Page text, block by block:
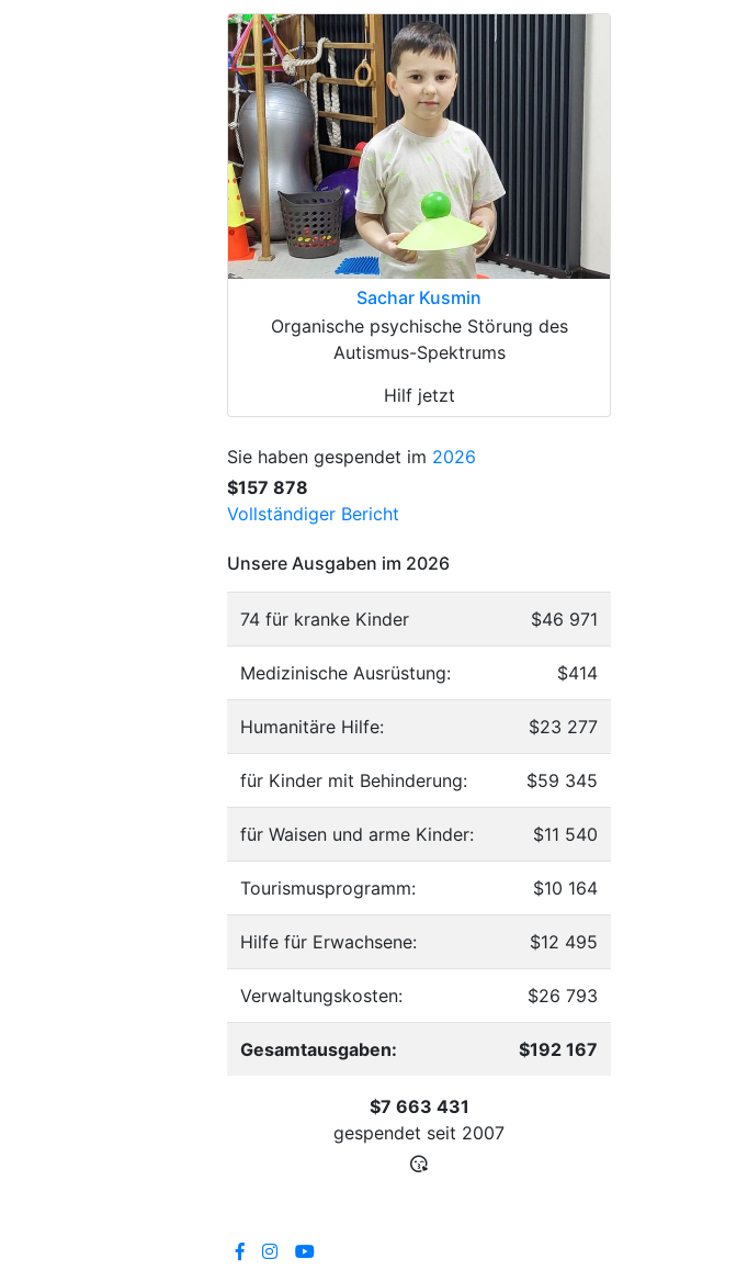
Sachar Kusmin
Organische psychische Störung des
Autismus-Spektrums
Hilf jetzt
Sie haben gespendet im 2026
$157 878
Vollständiger Bericht
Unsere Ausgaben im 2026
74 für kranke Kinder $46 971
Medizinische Ausrüstung: $414
Humanitäre Hilfe: $23 277
für Kinder mit Behinderung: $59 345
für Waisen und arme Kinder: $11 540
Tourismusprogramm: $10 164
Hilfe für Erwachsene: $12 495
Verwaltungskosten: $26 793
Gesamtausgaben: $192 167
$7 663 431
gespendet seit 2007